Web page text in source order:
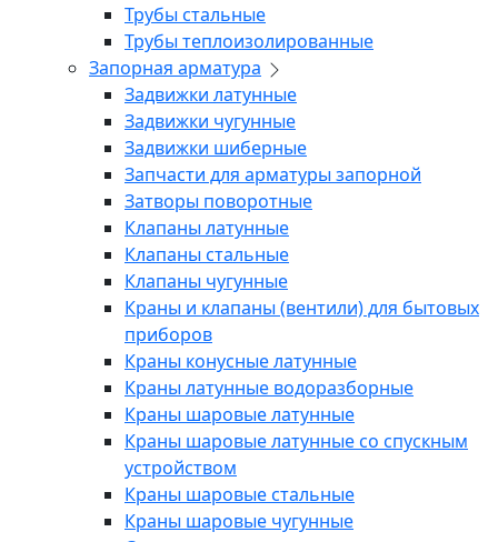
Трубы стальные
Трубы теплоизолированные
Запорная арматура
Задвижки латунные
Задвижки чугунные
Задвижки шиберные
Запчасти для арматуры запорной
Затворы поворотные
Клапаны латунные
Клапаны стальные
Клапаны чугунные
Краны и клапаны (вентили) для бытовых
приборов
Краны конусные латунные
Краны латунные водоразборные
Краны шаровые латунные
Краны шаровые латунные со спускным
устройством
Краны шаровые стальные
Краны шаровые чугунные